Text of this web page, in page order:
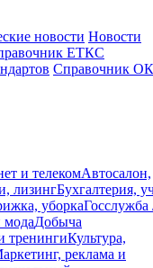
новости Новости
ЕТКС
Справочник
и телекомАвтосалон,
лизингБухгалтерия,
уборкаГосслужба
модаДобыча
тренингиКультура,
реклама и